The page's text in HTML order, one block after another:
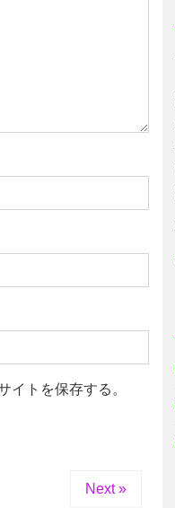
イトを保存する。
Next »